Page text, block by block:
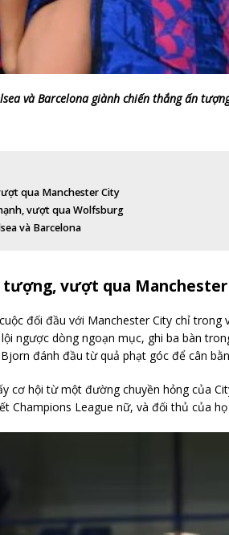
và Barcelona giành chiến thắng ấn
qua Manchester City
vượt qua Wolfsburg
và Barcelona
tượng, vượt qua
đối đầu với Manchester City chỉ
ngược dòng ngoạn mục, ghi ba bàn
đánh đầu từ quả phạt góc để cân
cơ hội từ một đường chuyền hỏng của
Champions League nữ, và đối thủ của